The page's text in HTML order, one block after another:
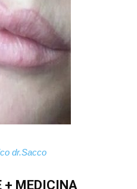
dr.Sacco
+ MEDICINA